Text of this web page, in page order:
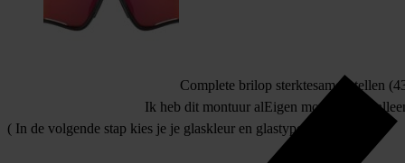
Complete brilop sterktesamenstellen
Ik heb dit montuur alEigen montuur
( In de volgende stap kies je je glaskleur en glastype )